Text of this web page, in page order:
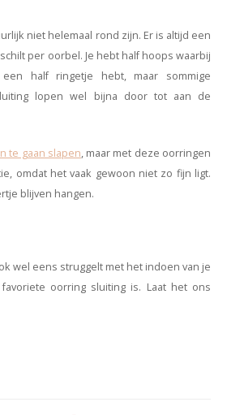
niet helemaal rond zijn. Er is altijd een
per oorbel. Je hebt half hoops waarbij
half ringetje hebt, maar sommige
lopen wel bijna door tot aan de
te gaan slapen, maar met deze oorringen
omdat het vaak gewoon niet zo fijn ligt.
blijven hangen.
wel eens struggelt met het indoen van je
oorring sluiting is. Laat het ons